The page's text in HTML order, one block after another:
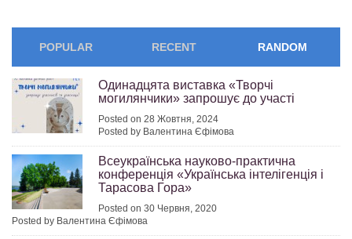
POPULAR RECENT RANDOM
Одинадцята виставка «Творчі
могилянчики» запрошує до участі
Posted on 28 Жовтня, 2024
Posted by Валентина Єфімова
Всеукраїнська науково-практична
конференція «Українська інтелігенція і
Тарасова Гора»
Posted on 30 Червня, 2020
Posted by Валентина Єфімова